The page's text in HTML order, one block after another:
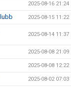
2025-08-16 21:24
2025-08-15 11:22
2025-08-14 11:37
2025-08-08 21:09
2025-08-08 12:22
2025-08-02 07:03